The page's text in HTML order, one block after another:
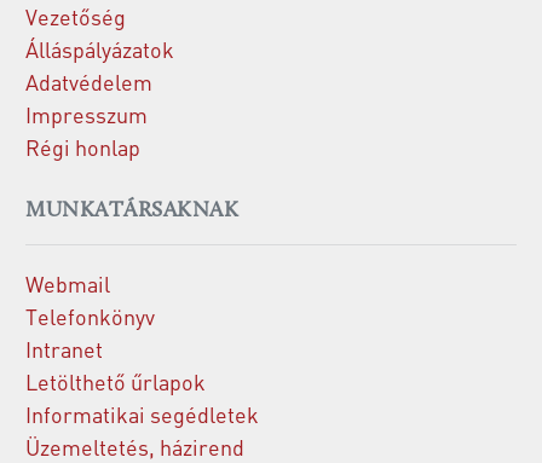
Vezetőség
Álláspályázatok
Adatvédelem
Impresszum
Régi honlap
MUNKATÁRSAKNAK
Webmail
Telefonkönyv
Intranet
Letölthető űrlapok
Informatikai segédletek
Üzemeltetés, házirend